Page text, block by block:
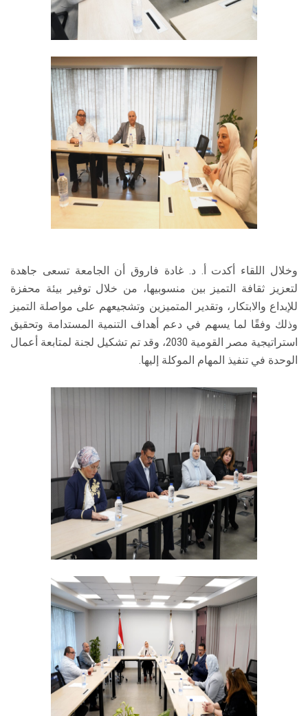
وخلال اللقاء أكدت أ. د. غادة فاروق أن الجامعة تسعى جاهدة
لتعزيز ثقافة التميز بين منسوبيها، من خلال توفير بيئة محفزة
للإبداع والابتكار، وتقدير المتميزين وتشجيعهم على مواصلة التميز
وذلك وفقًا لما يسهم في دعم أهداف التنمية المستدامة وتحقيق
استراتيجية مصر القومية 2030، وقد تم تشكيل لجنة لمتابعة أعمال
الوحدة في تنفيذ المهام الموكلة إليها.